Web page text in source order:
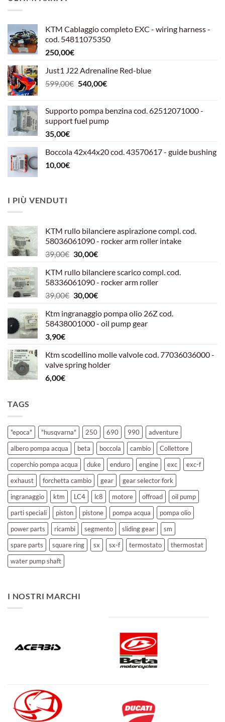
KTM Cablaggio completo EXC - wiring harness -
cod. 54811075350
250,00€
Just1 J22 Adrenaline Red-blue
599,00€ Il
era:
599,00€.
540,00€Il
è:
540,00€.
Supporto pompa benzina cod. 62512071000 -
support fuel pump
35,00€
Boccola 42x44x20 cod. 43570617 - guide bushing
10,00€
I PIÙ VENDUTI
KTM rullo bilanciere aspirazione compl. cod.
58036061090 - rocker arm roller intake
39,00€ Il
originale
era:
39,00€.
30,00€Il
attuale
è:
30,00€.
KTM rullo bilanciere scarico compl. cod.
58336061090 - rocker arm roller
39,00€ Il
originale
era:
30,00€Il
attuale
è:
Ktm ingranaggio pompa olio 26Z cod.
58438001000 - oil pump gear
3,90€
Ktm scodellino molle valvole cod. 77036036000 -
valve spring holder
6,00€
TAGS
"epoca" "husqvarna" 250 690 990
adventure
albero pompa acqua
beta boccola cambio
Collettore
coperchio pompa acqua
duke enduro engine exc
exc-f
exhaust
forchetta cambio gear
gear selector fork
ingranaggio
ktm LC4 lc8 motore offroad
oil pump
parti speciali
piston pistone pompa acqua
pompa olio
power parts
ricambi segmento sliding gear
sm
spare parts
square ring sx sx-f termostato
thermostat
water pump shaft
I NOSTRI MARCHI